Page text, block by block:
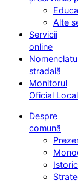
Alte
Servicii
online
stradală
Monitorul
Oficial Local
Despre
comună
Istoric